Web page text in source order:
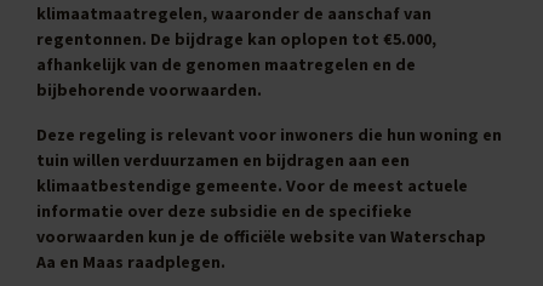
klimaatmaatregelen, waaronder de aanschaf van
regentonnen. De bijdrage kan oplopen tot €5.000,
afhankelijk van de genomen maatregelen en de
bijbehorende voorwaarden.
Deze regeling is relevant voor inwoners die hun woning en
tuin willen verduurzamen en bijdragen aan een
klimaatbestendige gemeente. Voor de meest actuele
informatie over deze subsidie en de specifieke
voorwaarden kun je de officiële website van Waterschap
Aa en Maas raadplegen.